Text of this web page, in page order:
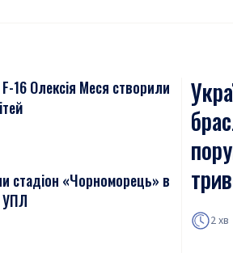
16 Олексія Меся створили
стадіон «Чорноморець» в
УПЛ
2 хв